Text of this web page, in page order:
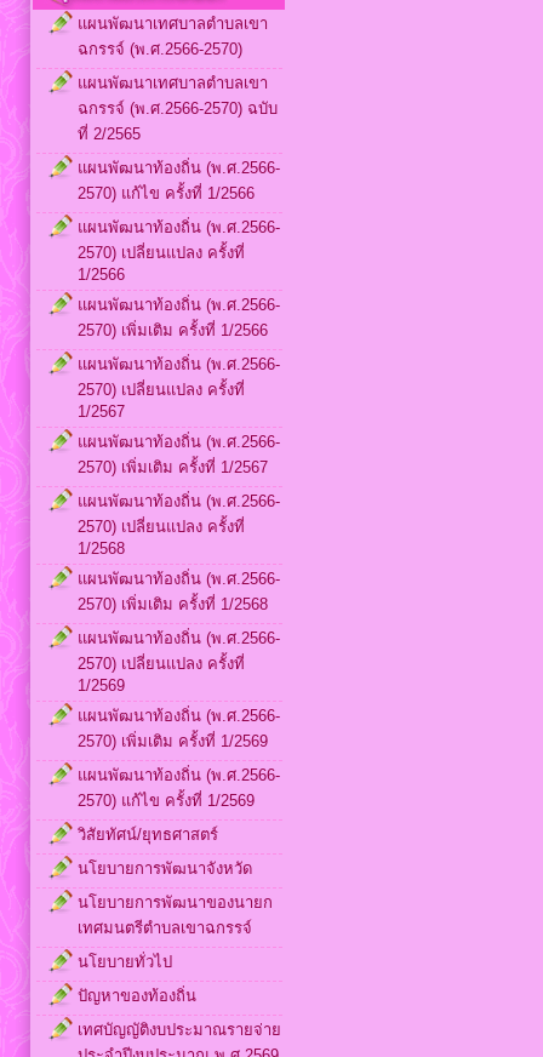
แผนพัฒนาเทศบาลตำบลเขา
ฉกรรจ์ (พ.ศ.2566-2570)
แผนพัฒนาเทศบาลตำบลเขา
ฉกรรจ์ (พ.ศ.2566-2570) ฉบับ
ที่ 2/2565
แผนพัฒนาท้องถิ่น (พ.ศ.2566-
2570) แก้ไข ครั้งที่ 1/2566
แผนพัฒนาท้องถิ่น (พ.ศ.2566-
2570) เปลี่ยนแปลง ครั้งที่
1/2566
แผนพัฒนาท้องถิ่น (พ.ศ.2566-
2570) เพิ่มเติม ครั้งที่ 1/2566
แผนพัฒนาท้องถิ่น (พ.ศ.2566-
2570) เปลี่ยนแปลง ครั้งที่
1/2567
แผนพัฒนาท้องถิ่น (พ.ศ.2566-
2570) เพิ่มเติม ครั้งที่ 1/2567
แผนพัฒนาท้องถิ่น (พ.ศ.2566-
2570) เปลี่ยนแปลง ครั้งที่
1/2568
แผนพัฒนาท้องถิ่น (พ.ศ.2566-
2570) เพิ่มเติม ครั้งที่ 1/2568
แผนพัฒนาท้องถิ่น (พ.ศ.2566-
2570) เปลี่ยนแปลง ครั้งที่
1/2569
แผนพัฒนาท้องถิ่น (พ.ศ.2566-
2570) เพิ่มเติม ครั้งที่ 1/2569
แผนพัฒนาท้องถิ่น (พ.ศ.2566-
2570) แก้ไข ครั้งที่ 1/2569
วิสัยทัศน์/ยุทธศาสตร์
นโยบายการพัฒนาจังหวัด
นโยบายการพัฒนาของนายก
เทศมนตรีตำบลเขาฉกรรจ์
นโยบายทั่วไป
ปัญหาของท้องถิ่น
เทศบัญญัติงบประมาณรายจ่าย